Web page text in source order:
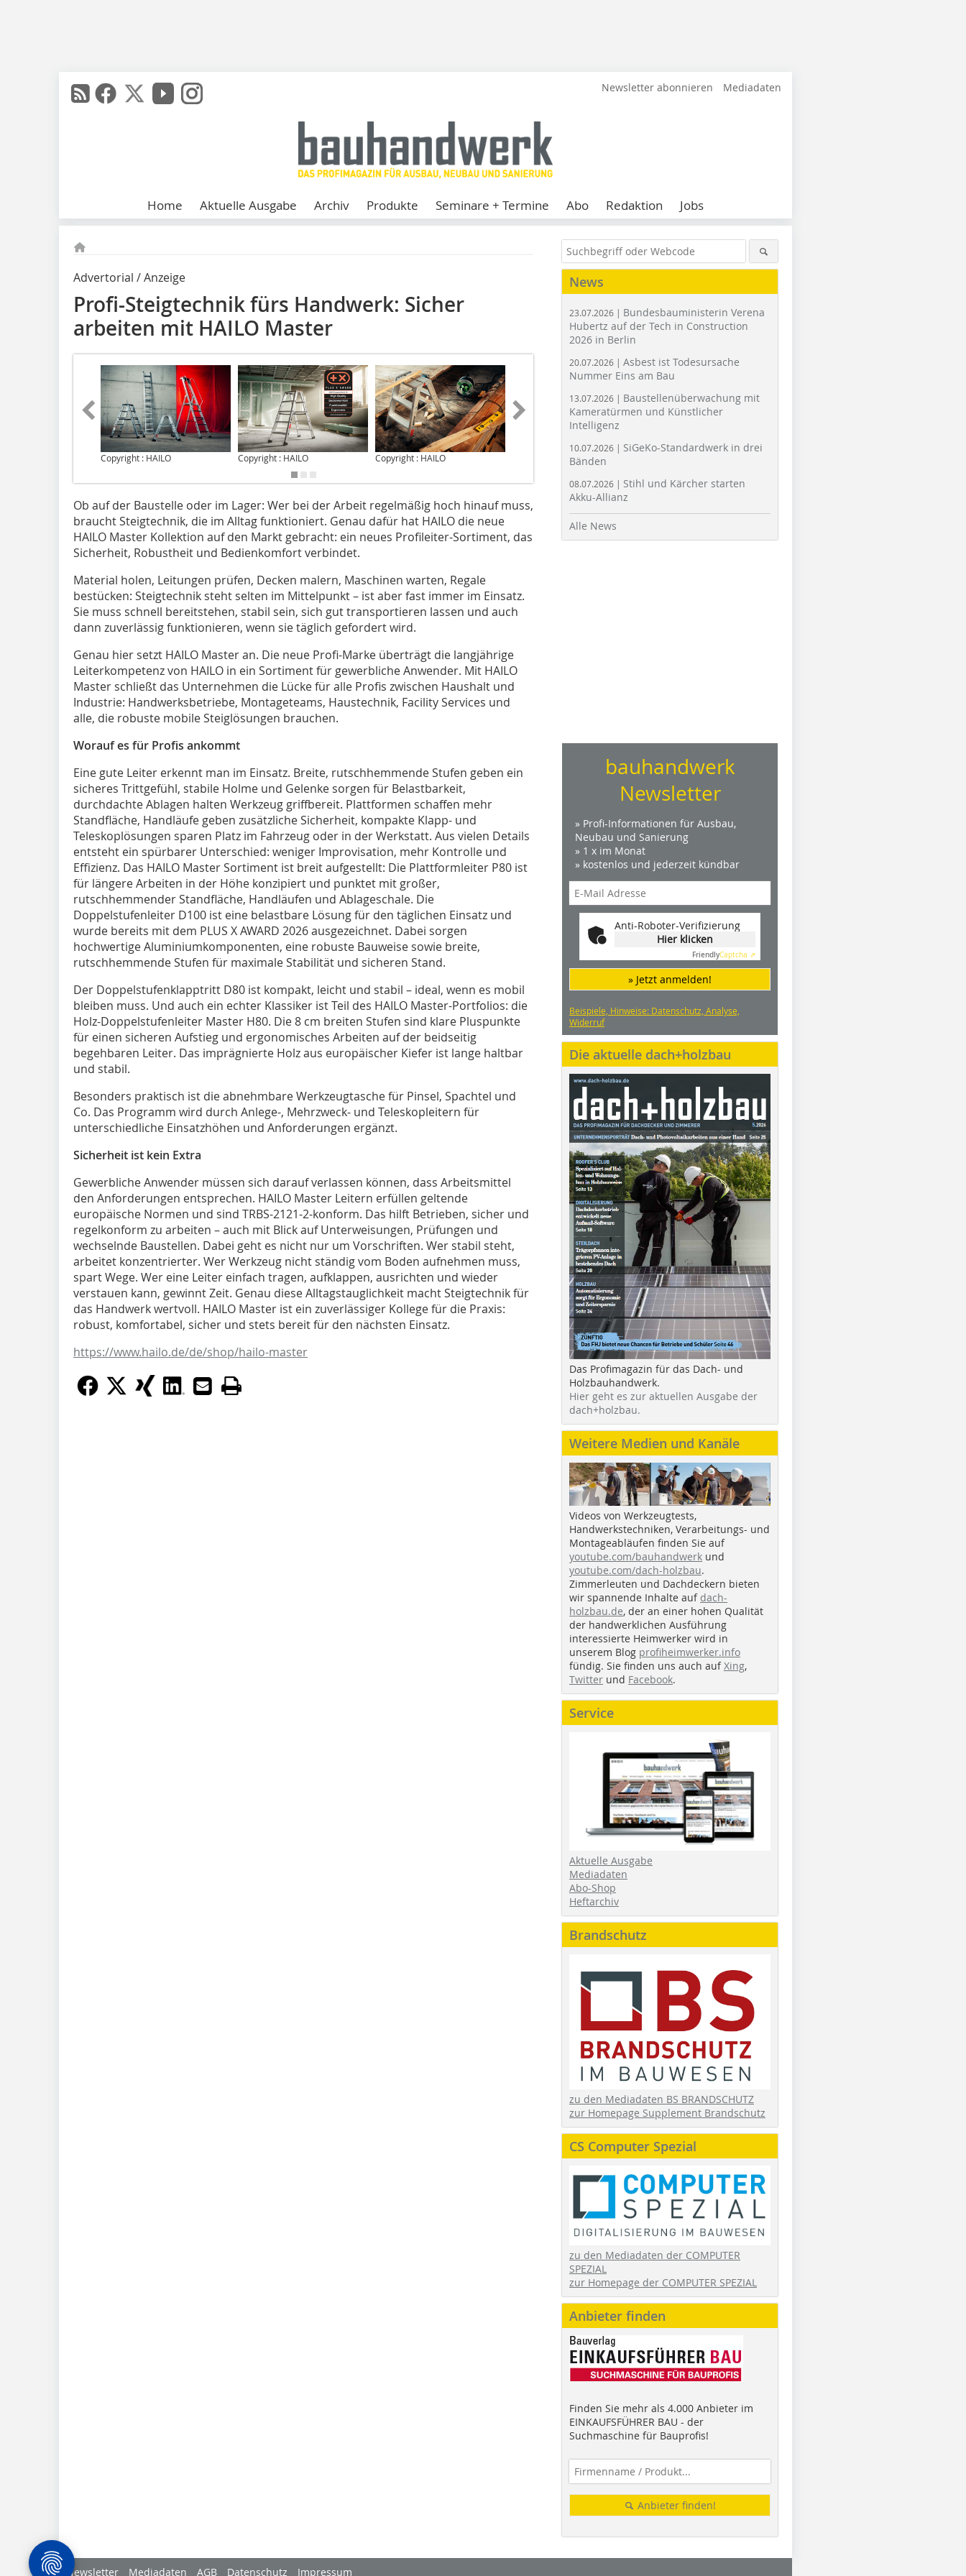
Newsletter abonnieren Mediadaten
Home Aktuelle Ausgabe Archiv Produkte Seminare + Termine Abo Redaktion Jobs
Advertorial / Anzeige
Profi-Steigtechnik fürs Handwerk: Sicher
arbeiten mit HAILO Master
Copyright : HAILO Copyright : HAILO Copyright : HAILO Copyright : HAILO
Ob auf der Baustelle oder im Lager: Wer bei der Arbeit regelmäßig hoch hinauf muss,
braucht Steigtechnik, die im Alltag funktioniert. Genau dafür hat HAILO die neue
HAILO Master Kollektion auf den Markt gebracht: ein neues Profileiter-Sortiment, das
Sicherheit, Robustheit und Bedienkomfort verbindet.
Material holen, Leitungen prüfen, Decken malern, Maschinen warten, Regale
bestücken: Steigtechnik steht selten im Mittelpunkt – ist aber fast immer im Einsatz.
Sie muss schnell bereitstehen, stabil sein, sich gut transportieren lassen und auch
dann zuverlässig funktionieren, wenn sie täglich gefordert wird.
Genau hier setzt HAILO Master an. Die neue Profi-Marke überträgt die langjährige
Leiterkompetenz von HAILO in ein Sortiment für gewerbliche Anwender. Mit HAILO
Master schließt das Unternehmen die Lücke für alle Profis zwischen Haushalt und
Industrie: Handwerksbetriebe, Montageteams, Haustechnik, Facility Services und
alle, die robuste mobile Steiglösungen brauchen.
Worauf es für Profis ankommt
Eine gute Leiter erkennt man im Einsatz. Breite, rutschhemmende Stufen geben ein
sicheres Trittgefühl, stabile Holme und Gelenke sorgen für Belastbarkeit,
durchdachte Ablagen halten Werkzeug griffbereit. Plattformen schaffen mehr
Standfläche, Handläufe geben zusätzliche Sicherheit, kompakte Klapp- und
Teleskoplösungen sparen Platz im Fahrzeug oder in der Werkstatt. Aus vielen Details
entsteht ein spürbarer Unterschied: weniger Improvisation, mehr Kontrolle und
Effizienz. Das HAILO Master Sortiment ist breit aufgestellt: Die Plattformleiter P80 ist
für längere Arbeiten in der Höhe konzipiert und punktet mit großer,
rutschhemmender Standfläche, Handläufen und Ablageschale. Die
Doppelstufenleiter D100 ist eine belastbare Lösung für den täglichen Einsatz und
wurde bereits mit dem PLUS X AWARD 2026 ausgezeichnet. Dabei sorgen
hochwertige Aluminiumkomponenten, eine robuste Bauweise sowie breite,
rutschhemmende Stufen für maximale Stabilität und sicheren Stand.
Der Doppelstufenklapptritt D80 ist kompakt, leicht und stabil – ideal, wenn es mobil
bleiben muss. Und auch ein echter Klassiker ist Teil des HAILO Master-Portfolios: die
Holz-Doppelstufenleiter Master H80. Die 8 cm breiten Stufen sind klare Pluspunkte
für einen sicheren Aufstieg und ergonomisches Arbeiten auf der beidseitig
begehbaren Leiter. Das imprägnierte Holz aus europäischer Kiefer ist lange haltbar
und stabil.
Besonders praktisch ist die abnehmbare Werkzeugtasche für Pinsel, Spachtel und
Co. Das Programm wird durch Anlege-, Mehrzweck- und Teleskopleitern für
unterschiedliche Einsatzhöhen und Anforderungen ergänzt.
Sicherheit ist kein Extra
Gewerbliche Anwender müssen sich darauf verlassen können, dass Arbeitsmittel
den Anforderungen entsprechen. HAILO Master Leitern erfüllen geltende
europäische Normen und sind TRBS-2121-2-konform. Das hilft Betrieben, sicher und
regelkonform zu arbeiten – auch mit Blick auf Unterweisungen, Prüfungen und
wechselnde Baustellen. Dabei geht es nicht nur um Vorschriften. Wer stabil steht,
arbeitet konzentrierter. Wer Werkzeug nicht ständig vom Boden aufnehmen muss,
spart Wege. Wer eine Leiter einfach tragen, aufklappen, ausrichten und wieder
verstauen kann, gewinnt Zeit. Genau diese Alltagstauglichkeit macht Steigtechnik für
das Handwerk wertvoll. HAILO Master ist ein zuverlässiger Kollege für die Praxis:
robust, komfortabel, sicher und stets bereit für den nächsten Einsatz.
https://www.hailo.de/de/shop/hailo-master
News
23.07.2026 | Bundesbauministerin Verena
Hubertz auf der Tech in Construction
2026 in Berlin
20.07.2026 | Asbest ist Todesursache
Nummer Eins am Bau
13.07.2026 | Baustellenüberwachung mit
Kameratürmen und Künstlicher
Intelligenz
10.07.2026 | SiGeKo-Standardwerk in drei
Bänden
08.07.2026 | Stihl und Kärcher starten
Akku-Allianz
Alle News
bauhandwerk
Newsletter
» Profi-Informationen für Ausbau,
Neubau und Sanierung
» 1 x im Monat
» kostenlos und jederzeit kündbar
Anti-Roboter-Verifizierung
Hier klicken
FriendlyCaptcha ⇗
» Jetzt anmelden!
Beispiele, Hinweise: Datenschutz, Analyse,
Widerruf
Die aktuelle dach+holzbau
Das Profimagazin für das Dach- und
Holzbauhandwerk.
Hier geht es zur aktuellen Ausgabe der
dach+holzbau.
Weitere Medien und Kanäle
Videos von Werkzeugtests,
Handwerkstechniken, Verarbeitungs- und
Montageabläufen finden Sie auf
youtube.com/bauhandwerk und
youtube.com/dach-holzbau.
Zimmerleuten und Dachdeckern bieten
wir spannende Inhalte auf dach-
holzbau.de, der an einer hohen Qualität
der handwerklichen Ausführung
interessierte Heimwerker wird in
unserem Blog profiheimwerker.info
fündig. Sie finden uns auch aufXing,
Twitter und Facebook.
Service
Aktuelle Ausgabe
Mediadaten
Abo-Shop
Heftarchiv
Brandschutz
zu den Mediadaten BS BRANDSCHUTZ
zur Homepage Supplement Brandschutz
CS Computer Spezial
zu den Mediadaten der COMPUTER
SPEZIAL
zur Homepage der COMPUTER SPEZIAL
Anbieter finden
Finden Sie mehr als 4.000 Anbieter im
EINKAUFSFÜHRER BAU - der
Suchmaschine für Bauprofis!
Anbieter finden!
Newsletter Mediadaten AGB Datenschutz Impressum